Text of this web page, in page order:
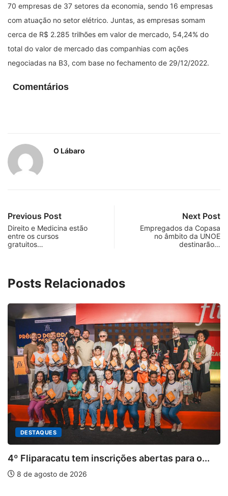
70 empresas de 37 setores da economia, sendo 16 empresas
com atuação no setor elétrico. Juntas, as empresas somam
cerca de R$ 2.285 trilhões em valor de mercado, 54,24% do
total do valor de mercado das companhias com ações
negociadas na B3, com base no fechamento de 29/12/2022.
Comentários
O Lábaro
Previous Post
Direito e Medicina estão
entre os cursos
gratuitos…
Next Post
Empregados da Copasa
no âmbito da UNOE
destinarão…
Posts Relacionados
DESTAQUES
4º Fliparacatu tem inscrições abertas para o...
8 de agosto de 2026